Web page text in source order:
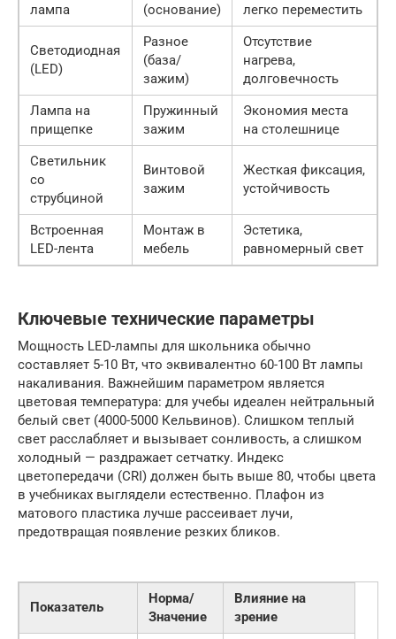
лампа
(основание)
легко переместить
Светодиодная
(LED)
Разное
(база/
зажим)
Отсутствие
нагрева,
долговечность
Лампа на
прищепке
Пружинный
зажим
Экономия места
на столешнице
Светильник
со
струбциной
Винтовой
зажим
Жесткая фиксация,
устойчивость
Встроенная
LED-лента
Монтаж в
мебель
Эстетика,
равномерный свет
Ключевые технические параметры
Мощность LED-лампы для школьника обычно
составляет 5-10 Вт, что эквивалентно 60-100 Вт лампы
накаливания. Важнейшим параметром является
цветовая температура: для учебы идеален нейтральный
белый свет (4000-5000 Кельвинов). Слишком теплый
свет расслабляет и вызывает сонливость, а слишком
холодный — раздражает сетчатку. Индекс
цветопередачи (CRI) должен быть выше 80, чтобы цвета
в учебниках выглядели естественно. Плафон из
матового пластика лучше рассеивает лучи,
предотвращая появление резких бликов.
Показатель
Норма/
Значение
Влияние на
зрение